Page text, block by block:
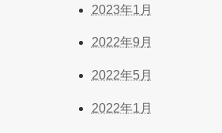
2023年1月
2022年9月
2022年5月
2022年1月